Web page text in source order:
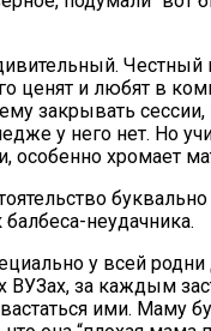
Честный
ценят и любят в
закрывать
у него нет. Но
особенно хромает
неудачника.
у всей
ВУЗах, за каждым
ими. Маму